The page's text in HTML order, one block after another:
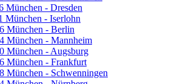
München - Dresden
München - Iserlohn
München - Berlin
München - Mannheim
München - Augsburg
München - Frankfurt
München - Schwenningen